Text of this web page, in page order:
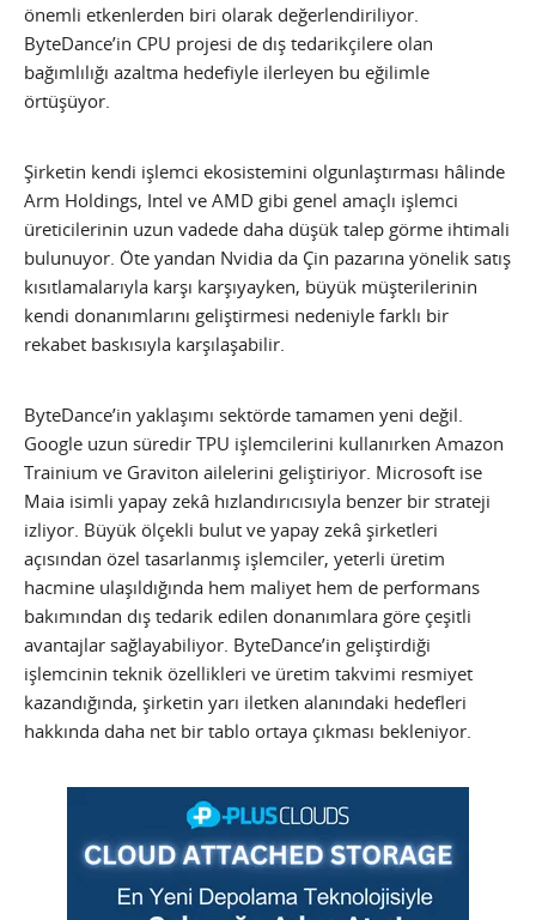
önemli etkenlerden biri olarak değerlendiriliyor.
ByteDance’in CPU projesi de dış tedarikçilere olan
bağımlılığı azaltma hedefiyle ilerleyen bu eğilimle
örtüşüyor.
Şirketin kendi işlemci ekosistemini olgunlaştırması hâlinde
Arm Holdings, Intel ve AMD gibi genel amaçlı işlemci
üreticilerinin uzun vadede daha düşük talep görme ihtimali
bulunuyor. Öte yandan Nvidia da Çin pazarına yönelik satış
kısıtlamalarıyla karşı karşıyayken, büyük müşterilerinin
kendi donanımlarını geliştirmesi nedeniyle farklı bir
rekabet baskısıyla karşılaşabilir.
ByteDance’in yaklaşımı sektörde tamamen yeni değil.
Google uzun süredir TPU işlemcilerini kullanırken Amazon
Trainium ve Graviton ailelerini geliştiriyor. Microsoft ise
Maia isimli yapay zekâ hızlandırıcısıyla benzer bir strateji
izliyor. Büyük ölçekli bulut ve yapay zekâ şirketleri
açısından özel tasarlanmış işlemciler, yeterli üretim
hacmine ulaşıldığında hem maliyet hem de performans
bakımından dış tedarik edilen donanımlara göre çeşitli
avantajlar sağlayabiliyor. ByteDance’in geliştirdiği
işlemcinin teknik özellikleri ve üretim takvimi resmiyet
kazandığında, şirketin yarı iletken alanındaki hedefleri
hakkında daha net bir tablo ortaya çıkması bekleniyor.